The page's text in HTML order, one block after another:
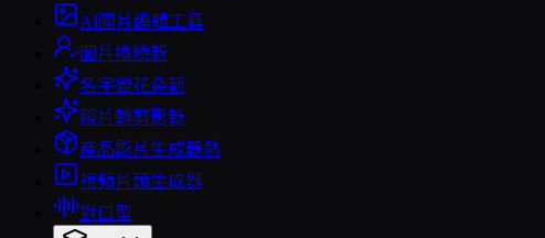
AI圖片編輯工具
圖片換臉新
名字變花朵新
照片轉剪影新
產品影片生成器熱
視頻片頭生成器
對口型